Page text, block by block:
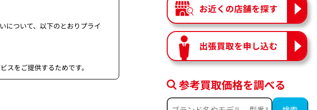
について、以下のとおりプライ
スをご提供するためです。
りません。
お近くの店舗を探す
出張買取を申し込む
参考買取価格を調べる